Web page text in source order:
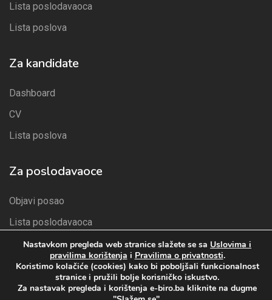
Lista poslodavaoca
Lista poslova
Za kandidate
Dashboard
CV
Lista poslova
Za poslodavaoce
Objavi posao
Lista poslodavaoca
Paketi
Lista kandidata
Nastavkom pregleda web stranice slažete se sa Uslovima i
pravilima korištenja i Pravilima o privatnosti.
Koristimo kolačiće (cookies) kako bi poboljšali funkcionalnost
stranice i pružili bolje korisničko iskustvo.
Za nastavak pregleda i korištenja e-biro.ba kliknite na dugme